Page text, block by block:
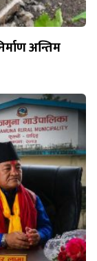
अन्तिम